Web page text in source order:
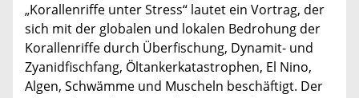
„Korallenriffe unter Stress“ lautet ein Vortrag, der
sich mit der globalen und lokalen Bedrohung der
Korallenriffe durch Überfischung, Dynamit- und
Zyanidfischfang, Öltankerkatastrophen, El Nino,
Algen, Schwämme und Muscheln beschäftigt. Der